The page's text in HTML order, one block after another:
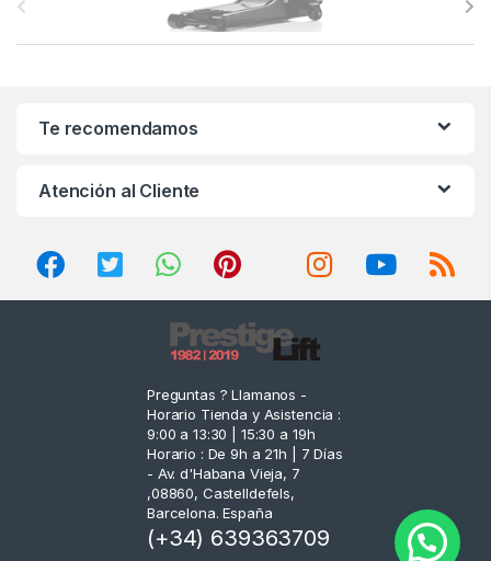
a
Te recomendamos
Atención al Cliente
Preguntas ? Llamanos -
Horario Tienda y Asistencia :
9:00 a 13:30 | 15:30 a 19h
Horario : De 9h a 21h | 7 Días
- Av. d'Habana Vieja, 7
,08860, Castelldefels,
Barcelona. España
(+34) 639363709